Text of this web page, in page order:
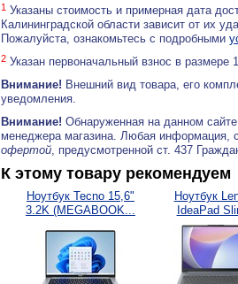
1 Указаны стоимость и примерная дата
Калининградской области зависит от их
Пожалуйста, ознакомьтесь с подробными
2 Указан первоначальный взнос в
Внимание! Внешний вид товара, его
уведомления.
Внимание! Обнаруженная на данном
менеджера магазина. Любая информация,
офертой, предусмотренной ст. 437
К этому товару рекомендуем
Ноутбук Tecno 15,6"
3.2K (MEGABOOK...
Ноутбук
IdeaPad